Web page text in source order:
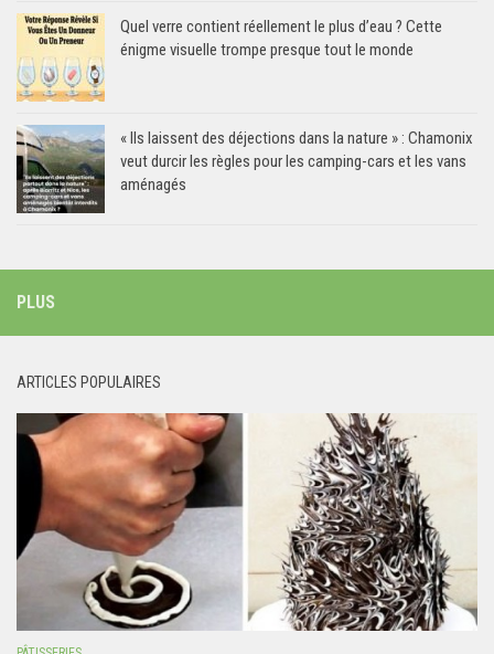
Quel verre contient réellement le plus d’eau ? Cette
énigme visuelle trompe presque tout le monde
« Ils laissent des déjections dans la nature » : Chamonix
veut durcir les règles pour les camping-cars et les vans
aménagés
PLUS
ARTICLES POPULAIRES